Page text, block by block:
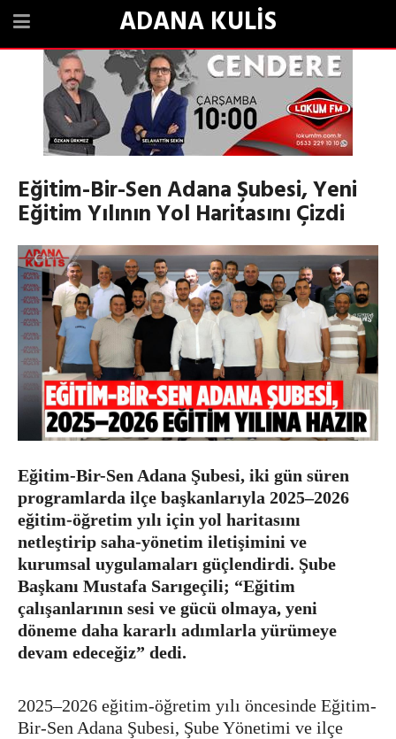
ADANA KULİS
Eğitim-Bir-Sen Adana Şubesi, Yeni
Eğitim Yılının Yol Haritasını Çizdi
Eğitim-Bir-Sen Adana Şubesi, iki gün süren
programlarda ilçe başkanlarıyla 2025–2026
eğitim-öğretim yılı için yol haritasını
netleştirip saha-yönetim iletişimini ve
kurumsal uygulamaları güçlendirdi. Şube
Başkanı Mustafa Sarıgeçili; “Eğitim
çalışanlarının sesi ve gücü olmaya, yeni
döneme daha kararlı adımlarla yürümeye
devam edeceğiz” dedi.
2025–2026 eğitim-öğretim yılı öncesinde Eğitim-
Bir-Sen Adana Şubesi, Şube Yönetimi ve ilçe